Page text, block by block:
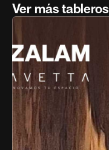
Ver más tableros